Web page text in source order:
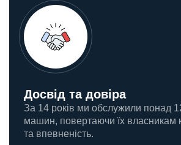
Досвід та довіра
За 14 років ми обслужили понад
машин, повертаючи їх власникам
та впевненість.